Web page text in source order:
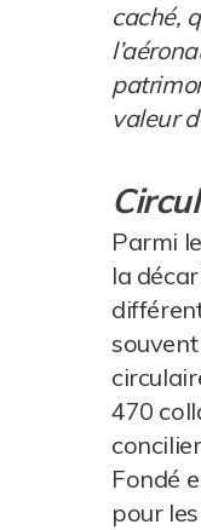
caché,
valeur
Parmi
la
souvent
470
Fondé
pour